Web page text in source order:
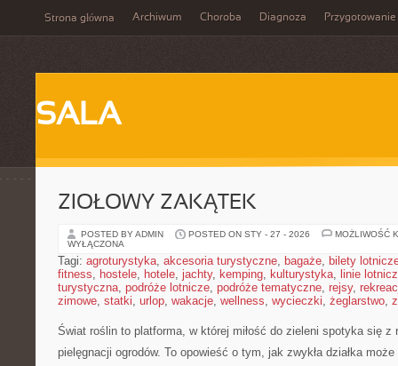
Strona główna Archiwum Choroba Diagnoza Przygotowanie
SALA
ZIOŁOWY ZAKĄTEK
POSTED BY ADMIN POSTED ON STY - 27 - 2026
MOŻLIWOŚĆ
WYŁĄCZONA
Tagi: agroturystyka, akcesoria turystyczne, bagaże, bilety
fitness, hostele, hotele, jachty, kemping, kulturystyka, linie
turystyczna, podróże lotnicze, podróże tematyczne, rejsy,
zimowe, statki, urlop, wakacje, wellness, wycieczki, żeglarstwo,
Świat roślin to platforma, w której miłość do zieleni spotyka się z
pielęgnacji ogrodów. To opowieść o tym, jak zwykła działka